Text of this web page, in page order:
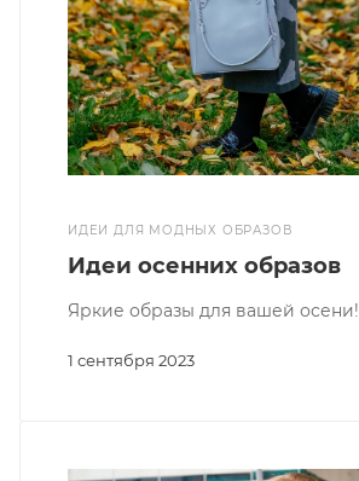
ИДЕИ ДЛЯ МОДНЫХ ОБРАЗОВ
1 сентября 2023
Идеи осенних образов
Яркие образы для вашей осени!